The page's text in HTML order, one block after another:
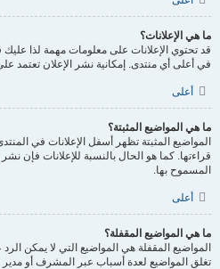
ما هي الإعلانات؟
قد تحتوي الإعلانات على معلومات مهمة لذا
في أعلى أي منتدى. إمكانية نشر الإعلان تعتمد
أعلى
ما هي المواضيع المثبتة؟
المواضيع المثبتة تظهر أسفل الإعلانات في
قراءتها. كما هو الحال بالنسبة للإعلانات فإن
المسموح بها.
أعلى
ما هي المواضيع المقفلة؟
المواضيع المقفلة هي المواضيع التي لا يمكن الرد
تغلق المواضيع لعدة أسباب عبر المشرف أو مدير